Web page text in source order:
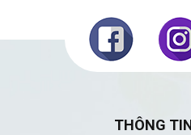
THÔNG